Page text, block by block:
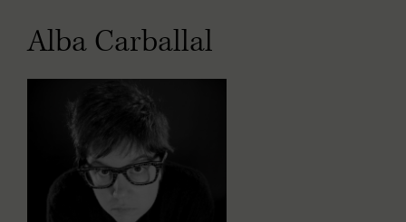
Alba Carballal